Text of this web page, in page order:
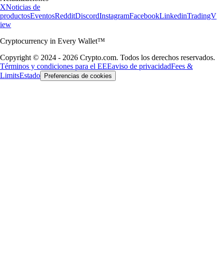
XNoticias de
productosEventosRedditDiscordInstagramFacebookLinkedinTradingV
iew
Cryptocurrency in Every Wallet™
Copyright © 2024 - 2026 Crypto.com. Todos los derechos reservados.
Términos y condiciones para el EEEaviso de privacidadFees &
LimitsEstado Preferencias de cookies